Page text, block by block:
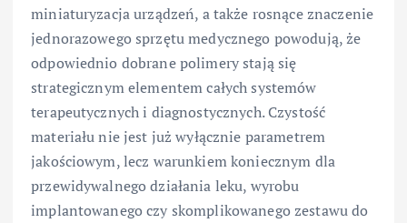
miniaturyzacja urządzeń, a także rosnące znaczenie
jednorazowego sprzętu medycznego powodują, że
odpowiednio dobrane polimery stają się
strategicznym elementem całych systemów
terapeutycznych i diagnostycznych. Czystość
materiału nie jest już wyłącznie parametrem
jakościowym, lecz warunkiem koniecznym dla
przewidywalnego działania leku, wyrobu
implantowanego czy skomplikowanego zestawu do